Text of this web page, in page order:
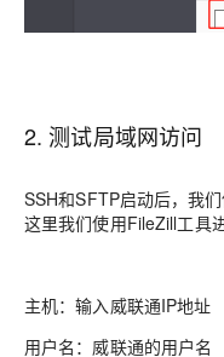
2. 测试局域网访问
SSH和SFTP启动后，我
这里我们使用FileZill工具
主机：输入威联通IP地址
用户名：威联通的用户名